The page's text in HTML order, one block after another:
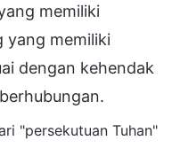
memiliki
yang memiliki
dengan kehendak
"persekutuan Tuhan"